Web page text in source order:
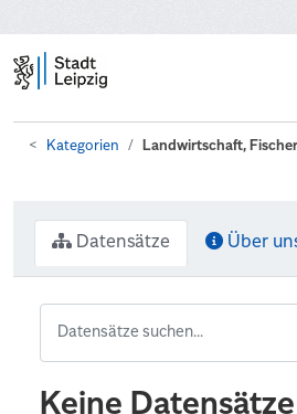
Kategorien Landwirtschaft,
Datensätze Über
Keine